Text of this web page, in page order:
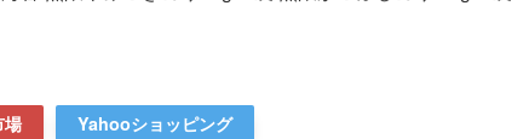
場 Yahooショッピング